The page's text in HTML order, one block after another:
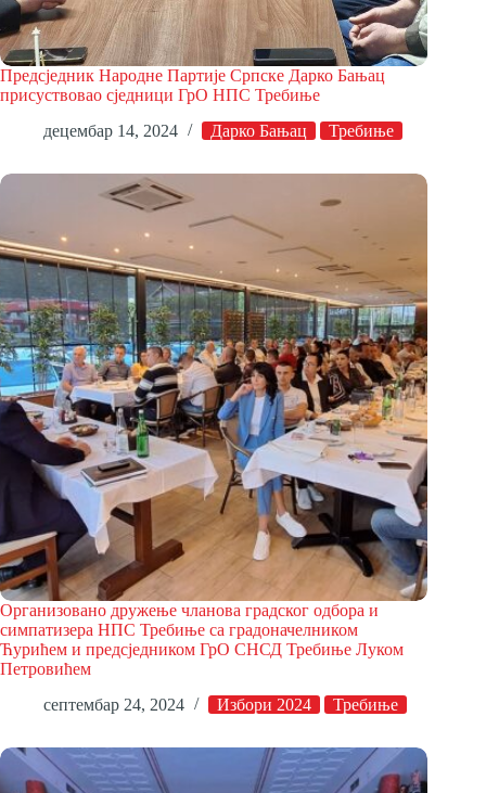
Предсједник Народне Партије Српске Дарко Бањац
присуствовао сједници ГрО НПС Требиње
децембар 14, 2024
Дарко Бањац Требиње
Организовано дружење чланова градског одбора и
симпатизера НПС Требиње са градоначелником
Ћурићем и предсједником ГрО СНСД Требиње Луком
Петровићем
септембар 24, 2024
Избори 2024 Требиње